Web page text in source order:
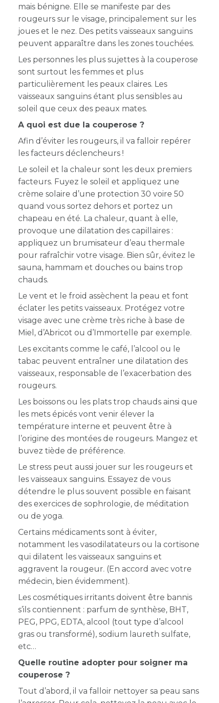
mais bénigne. Elle se manifeste par des
rougeurs sur le visage, principalement sur les
joues et le nez. Des petits vaisseaux sanguins
peuvent apparaître dans les zones touchées.
Les personnes les plus sujettes à la couperose
sont surtout les femmes et plus
particulièrement les peaux claires. Les
vaisseaux sanguins étant plus sensibles au
soleil que ceux des peaux mates.
A quoi est due la couperose ?
Afin d’éviter les rougeurs, il va falloir repérer
les facteurs déclencheurs !
Le soleil et la chaleur sont les deux premiers
facteurs. Fuyez le soleil et appliquez une
crème solaire d’une protection 30 voire 50
quand vous sortez dehors et portez un
chapeau en été. La chaleur, quant à elle,
provoque une dilatation des capillaires :
appliquez un brumisateur d’eau thermale
pour rafraîchir votre visage. Bien sûr, évitez le
sauna, hammam et douches ou bains trop
chauds.
Le vent et le froid assèchent la peau et font
éclater les petits vaisseaux. Protégez votre
visage avec une crème très riche à base de
Miel, d’Abricot ou d’Immortelle par exemple.
Les excitants comme le café, l’alcool ou le
tabac peuvent entraîner une dilatation des
vaisseaux, responsable de l’exacerbation des
rougeurs.
Les boissons ou les plats trop chauds ainsi que
les mets épicés vont venir élever la
température interne et peuvent être à
l’origine des montées de rougeurs. Mangez et
buvez tiède de préférence.
Le stress peut aussi jouer sur les rougeurs et
les vaisseaux sanguins. Essayez de vous
détendre le plus souvent possible en faisant
des exercices de sophrologie, de méditation
ou de yoga.
Certains médicaments sont à éviter,
notamment les vasodilatateurs ou la cortisone
qui dilatent les vaisseaux sanguins et
aggravent la rougeur. (En accord avec votre
médecin, bien évidemment).
Les cosmétiques irritants doivent être bannis
s’ils contiennent : parfum de synthèse, BHT,
PEG, PPG, EDTA, alcool (tout type d’alcool
gras ou transformé), sodium laureth sulfate,
etc
Quelle routine adopter pour soigner ma
couperose ?
Tout d’abord, il va falloir nettoyer sa peau sans